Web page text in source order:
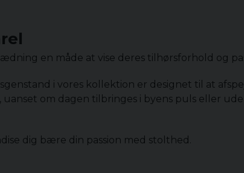
en måde at vise deres tilhørsforhold og
i vores kollektion er designet til at
om dagen tilbringes i byens puls eller ude
dig bære din passion med stolthed.